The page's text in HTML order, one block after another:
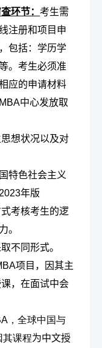
环节： 考生需
注册和项目申
包括：学历学
。考生必须准
应的申请材料
中心发放取
想状况以及对
特色社会主义
年版
考核考生的逻
。
不同形式。
项目，因其主
，在面试中会
，全球中国与
其课程为中文授